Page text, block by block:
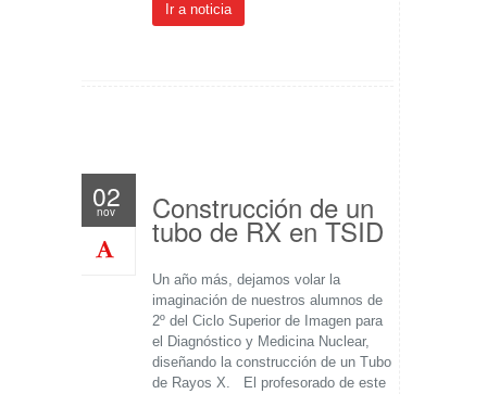
Ir a noticia
02
nov Construcción de un
tubo de RX en TSID
Un año más, dejamos volar la
imaginación de nuestros alumnos de
2º del Ciclo Superior de Imagen para
el Diagnóstico y Medicina Nuclear,
diseñando la construcción de un Tubo
de Rayos X. El profesorado de este